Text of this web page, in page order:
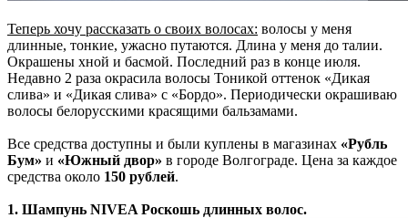
Теперь хочу рассказать о своих волосах: волосы у меня
длинные, тонкие, ужасно путаются. Длина у меня до талии.
Окрашены хной и басмой. Последний раз в конце июля.
Недавно 2 раза окрасила волосы Тоникой оттенок «Дикая
слива» и «Дикая слива» с «Бордо». Периодически окрашиваю
волосы белорусскими красящими бальзамами.
Все средства доступны и были куплены в магазинах «Рубль
Бум» и «Южный двор» в городе Волгограде. Цена за каждое
средства около 150 рублей.
1. Шампунь NIVEA Роскошь длинных волос.